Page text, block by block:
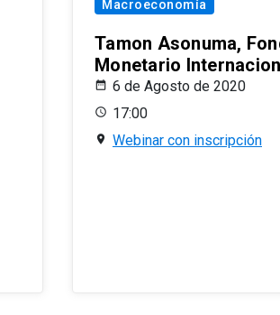
Macroeconomía
Tamon Asonuma,
Monetario
6 de Agosto de 2020
17:00
Webinar con inscripción